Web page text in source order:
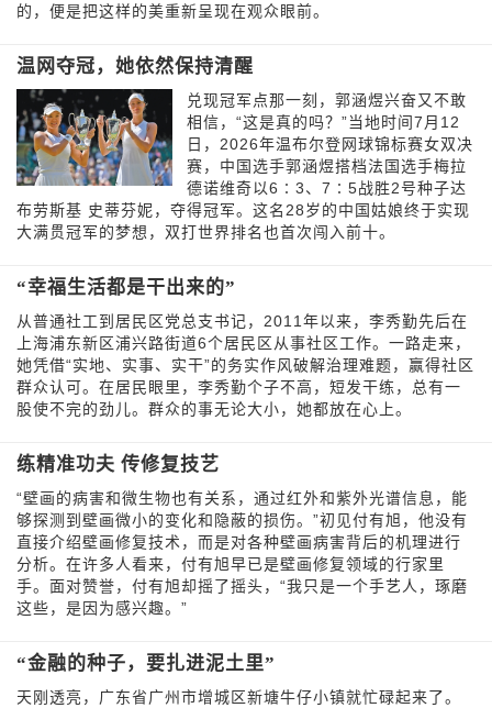
的，便是把这样的美重新呈现在观众眼前。
温网夺冠，她依然保持清醒
兑现冠军点那一刻，郭涵煜兴奋又不敢
相信，“这是真的吗？”当地时间7月12
日，2026年温布尔登网球锦标赛女双决
赛，中国选手郭涵煜搭档法国选手梅拉
德诺维奇以6∶3、7∶5战胜2号种子达
布劳斯基 史蒂芬妮，夺得冠军。这名28岁的中国姑娘终于实现
大满贯冠军的梦想，双打世界排名也首次闯入前十。
“幸福生活都是干出来的”
从普通社工到居民区党总支书记，2011年以来，李秀勤先后在
上海浦东新区浦兴路街道6个居民区从事社区工作。一路走来，
她凭借“实地、实事、实干”的务实作风破解治理难题，赢得社区
群众认可。在居民眼里，李秀勤个子不高，短发干练，总有一
股使不完的劲儿。群众的事无论大小，她都放在心上。
练精准功夫 传修复技艺
“壁画的病害和微生物也有关系，通过红外和紫外光谱信息，能
够探测到壁画微小的变化和隐蔽的损伤。”初见付有旭，他没有
直接介绍壁画修复技术，而是对各种壁画病害背后的机理进行
分析。在许多人看来，付有旭早已是壁画修复领域的行家里
手。面对赞誉，付有旭却摇了摇头，“我只是一个手艺人，琢磨
这些，是因为感兴趣。”
“金融的种子，要扎进泥土里”
天刚透亮，广东省广州市增城区新塘牛仔小镇就忙碌起来了。